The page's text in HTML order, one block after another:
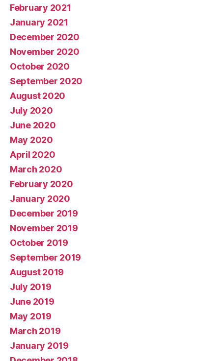
February 2021
January 2021
December 2020
November 2020
October 2020
September 2020
August 2020
July 2020
June 2020
May 2020
April 2020
March 2020
February 2020
January 2020
December 2019
November 2019
October 2019
September 2019
August 2019
July 2019
June 2019
May 2019
March 2019
January 2019